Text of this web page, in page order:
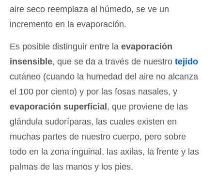
aire seco reemplaza al húmedo, se ve un
incremento en la evaporación.
Es posible distinguir entre la evaporación
insensible, que se da a través de nuestro tejido
cutáneo (cuando la humedad del aire no alcanza
el 100 por ciento) y por las fosas nasales, y
evaporación superficial , que proviene de las
glándula sudoríparas, las cuales existen en
muchas partes de nuestro cuerpo, pero sobre
todo en la zona inguinal, las axilas, la frente y las
palmas de las manos y los pies.